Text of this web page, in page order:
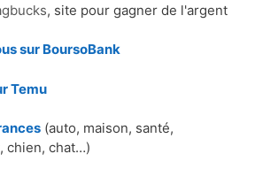
, site pour gagner de l'argent
sur BoursoBank
Temu
(auto, maison, santé,
chien, chat…)